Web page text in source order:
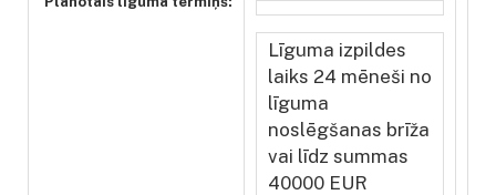
Līguma izpildes
laiks 24 mēneši no
līguma
noslēgšanas brīža
vai līdz summas
40000 EUR